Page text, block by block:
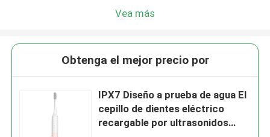
Vea más
Obtenga el mejor precio por
IPX7 Diseño a prueba de agua El
cepillo de dientes eléctrico
recargable por ultrasonidos